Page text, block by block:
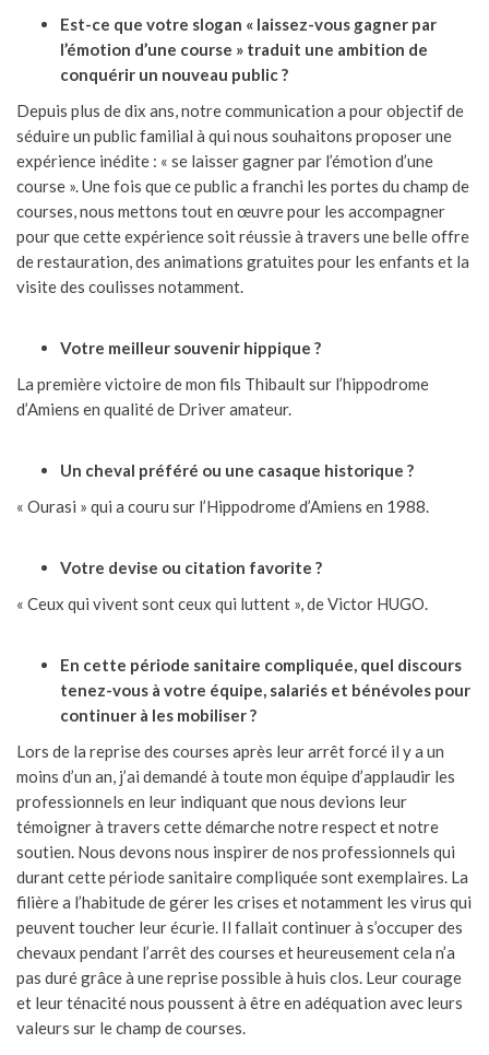
Est-ce que votre slogan « laissez-vous gagner par
l’émotion d’une course » traduit une ambition de
conquérir un nouveau public ?
Depuis plus de dix ans, notre communication a pour objectif de
séduire un public familial à qui nous souhaitons proposer une
expérience inédite : « se laisser gagner par l’émotion d’une
course ». Une fois que ce public a franchi les portes du champ de
courses, nous mettons tout en œuvre pour les accompagner
pour que cette expérience soit réussie à travers une belle offre
de restauration, des animations gratuites pour les enfants et la
visite des coulisses notamment.
Votre meilleur souvenir hippique ?
La première victoire de mon fils Thibault sur l’hippodrome
d’Amiens en qualité de Driver amateur.
Un cheval préféré ou une casaque historique ?
« Ourasi » qui a couru sur l’Hippodrome d’Amiens en 1988.
Votre devise ou citation favorite ?
« Ceux qui vivent sont ceux qui luttent », de Victor HUGO.
En cette période sanitaire compliquée, quel discours
tenez-vous à votre équipe, salariés et bénévoles pour
continuer à les mobiliser ?
Lors de la reprise des courses après leur arrêt forcé il y a un
moins d’un an, j’ai demandé à toute mon équipe d’applaudir les
professionnels en leur indiquant que nous devions leur
témoigner à travers cette démarche notre respect et notre
soutien. Nous devons nous inspirer de nos professionnels qui
durant cette période sanitaire compliquée sont exemplaires. La
filière a l’habitude de gérer les crises et notamment les virus qui
peuvent toucher leur écurie. Il fallait continuer à s’occuper des
chevaux pendant l’arrêt des courses et heureusement cela n’a
pas duré grâce à une reprise possible à huis clos. Leur courage
et leur ténacité nous poussent à être en adéquation avec leurs
valeurs sur le champ de courses.